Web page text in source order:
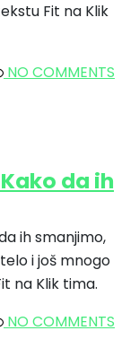
Fit na Klik
NO COMMENTS
da ih
ih smanjimo,
i još mnogo
na Klik tima.
NO COMMENTS